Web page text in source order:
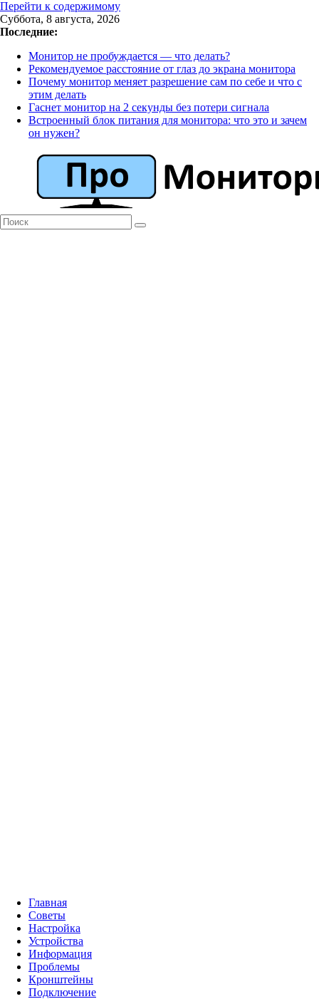
Перейти к содержимому
Суббота, 8 августа, 2026
Последние:
Монитор не пробуждается — что делать?
Рекомендуемое расстояние от глаз до экрана монитора
Почему монитор меняет разрешение сам по себе и что с
этим делать
Гаснет монитор на 2 секунды без потери сигнала
Встроенный блок питания для монитора: что это и зачем
он нужен?
Главная
Советы
Настройка
Устройства
Информация
Проблемы
Кронштейны
Подключение